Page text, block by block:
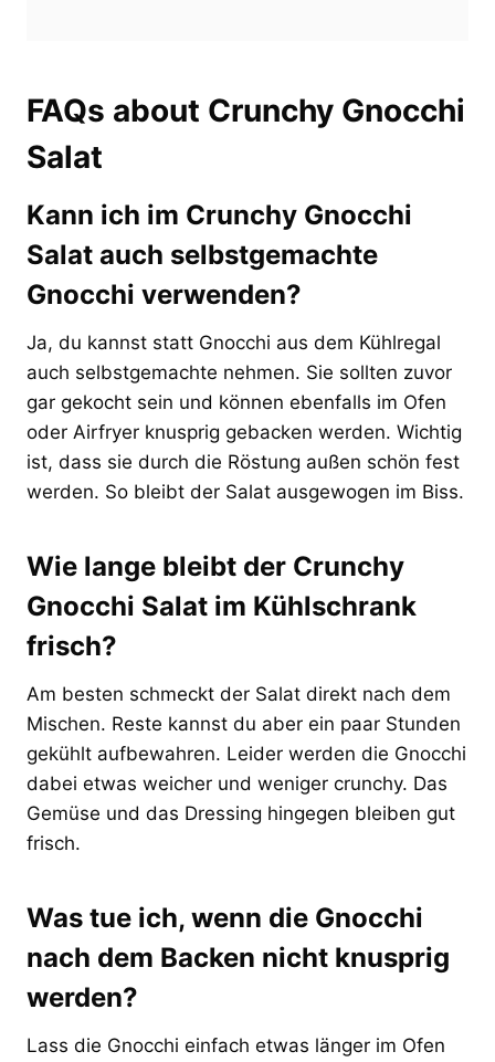
FAQs about Crunchy Gnocchi
Salat
Kann ich im Crunchy Gnocchi
Salat auch selbstgemachte
Gnocchi verwenden?
Ja, du kannst statt Gnocchi aus dem Kühlregal
auch selbstgemachte nehmen. Sie sollten zuvor
gar gekocht sein und können ebenfalls im Ofen
oder Airfryer knusprig gebacken werden. Wichtig
ist, dass sie durch die Röstung außen schön fest
werden. So bleibt der Salat ausgewogen im Biss.
Wie lange bleibt der Crunchy
Gnocchi Salat im Kühlschrank
frisch?
Am besten schmeckt der Salat direkt nach dem
Mischen. Reste kannst du aber ein paar Stunden
gekühlt aufbewahren. Leider werden die Gnocchi
dabei etwas weicher und weniger crunchy. Das
Gemüse und das Dressing hingegen bleiben gut
frisch.
Was tue ich, wenn die Gnocchi
nach dem Backen nicht knusprig
werden?
Lass die Gnocchi einfach etwas länger im Ofen